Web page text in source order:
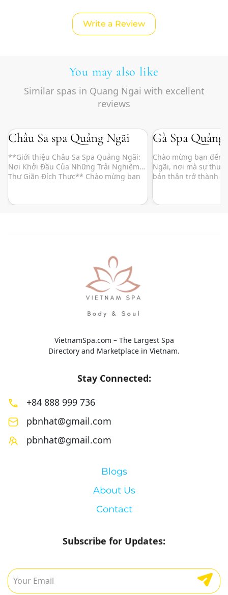
Write a Review
You may also like
Similar spas in Quang Ngai with excellent
reviews
Châu Sa spa Quảng Ngãi
**Giới thiệu Châu Sa Spa Quảng Ngãi:
Nơi Khởi Đầu Của Những Trải Nghiệm
Thư Giãn Đích Thực** Chào mừng bạn
phố, nơi bạn có thể tạm gác lại những lo
Gà Spa
Chào mừng bạn đến
Ngãi, nơi mà sự thư
bản thân trở thành
lòng thành phố
VietnamSpa.com – The Largest Spa
Directory and Marketplace in Vietnam.
Stay Connected:
+84 888 999 736
pbnhat@gmail.com
pbnhat@gmail.com
Blogs
About Us
Contact
Subscribe for Updates: